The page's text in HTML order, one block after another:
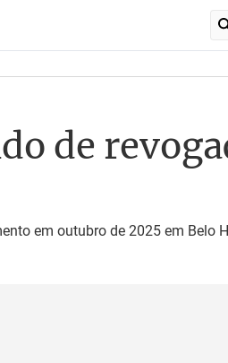
de
em outubro de 2025 em Belo